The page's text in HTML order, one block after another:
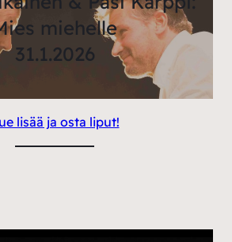
miehelle
31.1.2026
lisää ja osta liput!